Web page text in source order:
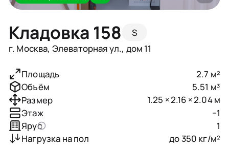
Кладовка 158
S
г. Москва, Элеваторная ул., дом 11
Площадь
2.7 м²
Объём
5.51 м³
Размер
1.25 × 2.16 × 2.04 м
Этаж
−1
Ярус
1
Нагрузка на пол
до 350 кг/м²